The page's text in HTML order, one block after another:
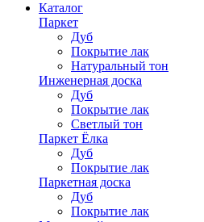
Каталог
Паркет
Дуб
Покрытие лак
Натуральный тон
Инженерная доска
Дуб
Покрытие лак
Светлый тон
Паркет Ёлка
Дуб
Покрытие лак
Паркетная доска
Дуб
Покрытие лак